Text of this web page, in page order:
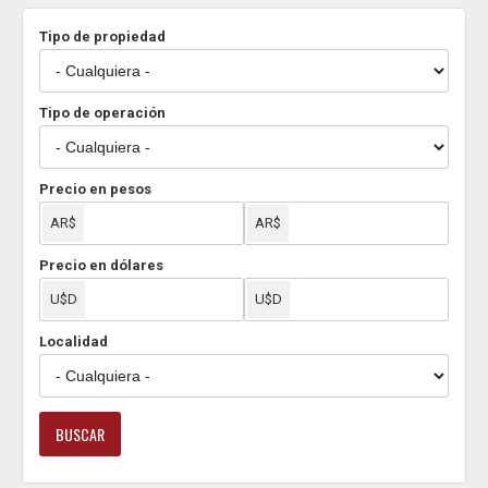
Tipo de propiedad
Tipo de operación
Precio en pesos
Precio en dólares
Localidad